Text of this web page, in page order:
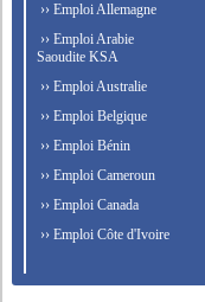
›› Emploi Allemagne
›› Emploi Arabie
Saoudite KSA
›› Emploi Australie
›› Emploi Belgique
›› Emploi Bénin
›› Emploi Cameroun
›› Emploi Canada
›› Emploi Côte d'Ivoire